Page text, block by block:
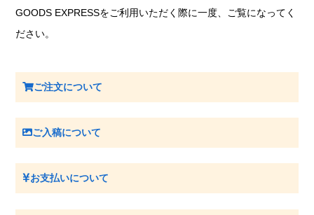
GOODS EXPRESSをご利用いただく際に一度、ご覧になってく
ださい。
ご注文について
ご入稿について
お支払いについて